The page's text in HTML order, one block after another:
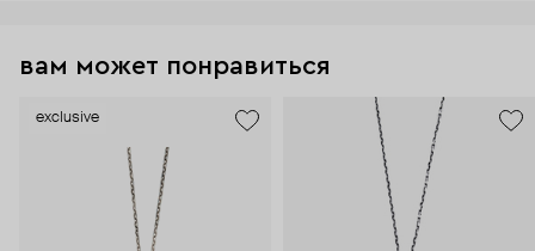
вам может понравиться
exclusive